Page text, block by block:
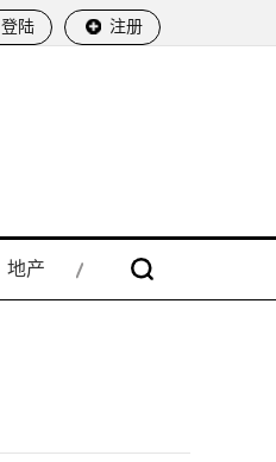
登陆 注册
地产